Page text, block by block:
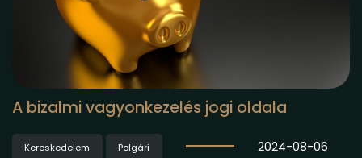
A bizalmi vagyonkezelés jogi oldala
Kereskedelem Polgári 2024-08-06